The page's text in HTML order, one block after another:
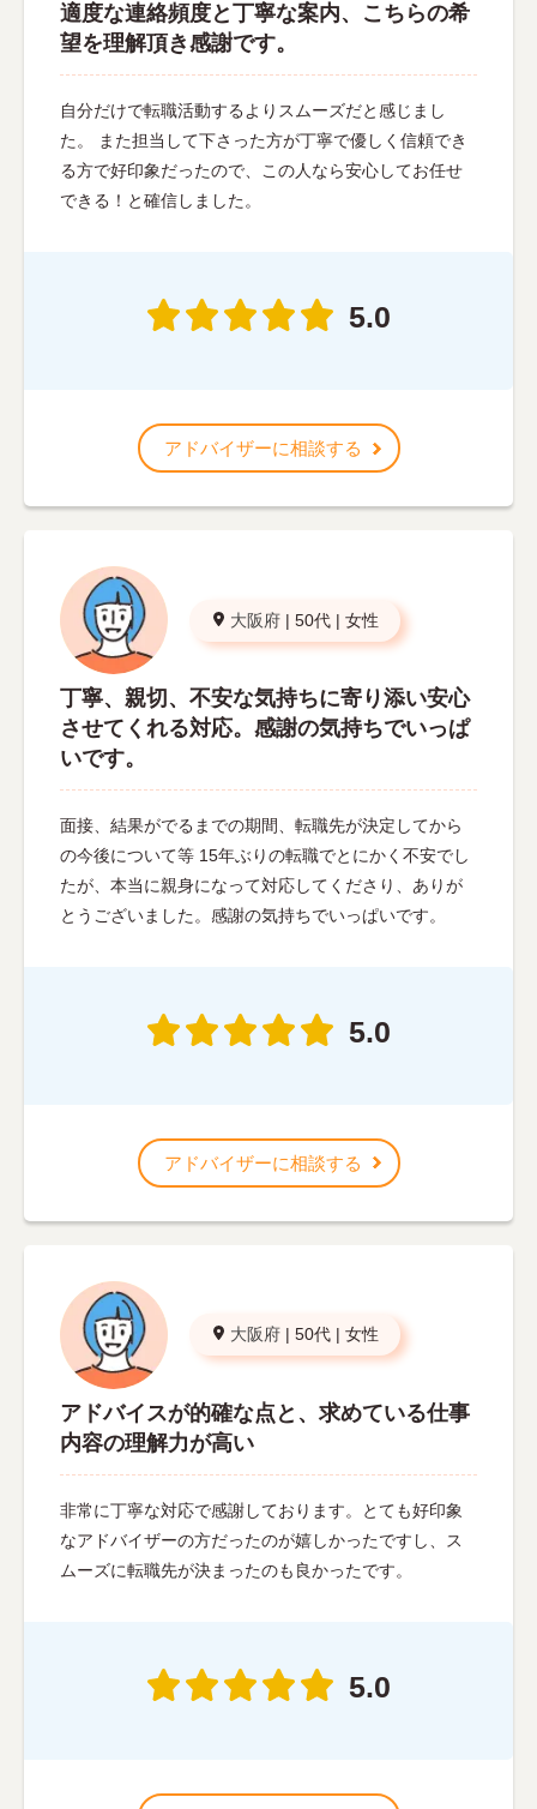
適度な連絡頻度と丁寧な案内、こちらの希
望を理解頂き感謝です。
自分だけで転職活動するよりスムーズだと感じまし
た。 また担当して下さった方が丁寧で優しく信頼でき
る方で好印象だったので、この人なら安心してお任せ
できる！と確信しました。
5.0
アドバイザーに相談する
大阪府 | 50代 | 女性
丁寧、親切、不安な気持ちに寄り添い安心
させてくれる対応。感謝の気持ちでいっぱ
いです。
面接、結果がでるまでの期間、転職先が決定してから
の今後について等 15年ぶりの転職でとにかく不安でし
たが、本当に親身になって対応してくださり、ありが
とうございました。感謝の気持ちでいっぱいです。
5.0
アドバイザーに相談する
大阪府 | 50代 | 女性
アドバイスが的確な点と、求めている仕事
内容の理解力が高い
非常に丁寧な対応で感謝しております。とても好印象
なアドバイザーの方だったのが嬉しかったですし、ス
ムーズに転職先が決まったのも良かったです。
5.0